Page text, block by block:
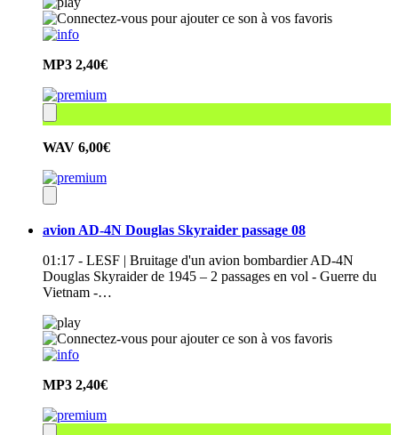
MP3 2,40€
WAV 6,00€
avion AD-4N Douglas Skyraider passage 08
01:17 - LESF | Bruitage d'un avion bombardier AD-4N
Douglas Skyraider de 1945 – 2 passages en vol - Guerre du
Vietnam -…
MP3 2,40€